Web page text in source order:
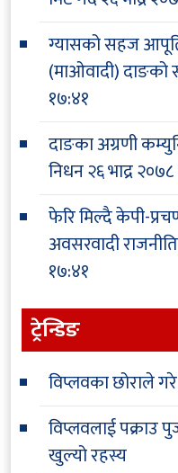
ग्यासको सहज
(माओवादी)
१७:४१
दाङका अग्रणी
निधन२६ भाद्र
फेरि मिल्दै केपी-
अवसरवादी
१७:४१
ट्रेन्डिङ
विप्लवका छोराले
विप्लवलाई पक्राउ
खुल्यो रहस्य